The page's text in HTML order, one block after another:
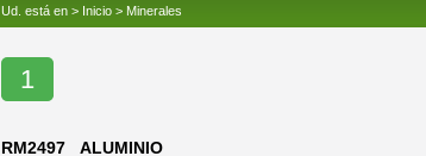
Ud. está en > Inicio > Minerales
1
RM2497 ALUMINIO